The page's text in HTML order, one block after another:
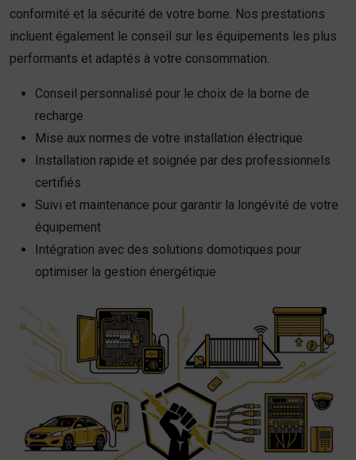
conformité et la sécurité de votre borne. Nos prestations
incluent également le conseil sur les équipements les plus
performants et adaptés à votre consommation.
Conseil personnalisé pour le choix de la borne de
recharge
Mise aux normes de votre installation électrique
Installation rapide et soignée par des professionnels
certifiés
Suivi et maintenance pour garantir la longévité de votre
équipement
Intégration avec des solutions domotiques pour
optimiser la gestion énergétique